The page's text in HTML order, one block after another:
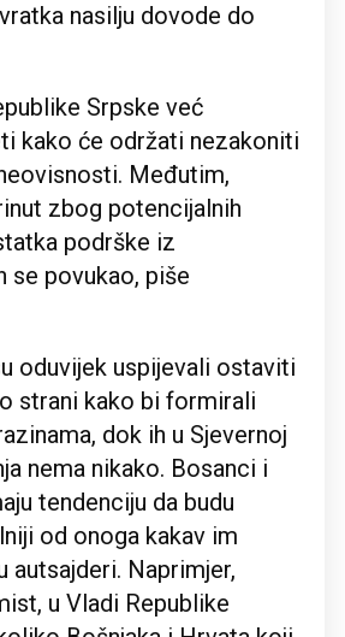
nasilju dovode do
Srpske već
kako će održati nezakoniti
Međutim,
zbog potencijalnih
podrške iz
se povukao, piše
oduvijek uspijevali ostaviti
strani kako bi formirali
dok ih u Sjevernoj
nema nikako. Bosanci i
tendenciju da budu
od onoga kakav im
autsajderi. Naprimjer,
u Vladi Republike